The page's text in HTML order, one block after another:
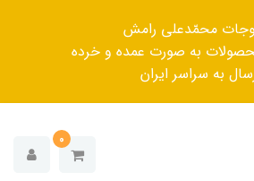
محمّدعلی رامش
به صورت عمده و خرده
به سراسر ایران
0